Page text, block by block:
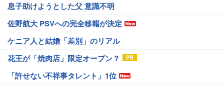
息子助けようとした父 意識不明
佐野航大 PSVへの完全移籍が決定
ケニア人と結婚「差別」のリアル
花王が「焼肉店」限定オープン？
「許せない不祥事タレント」1位